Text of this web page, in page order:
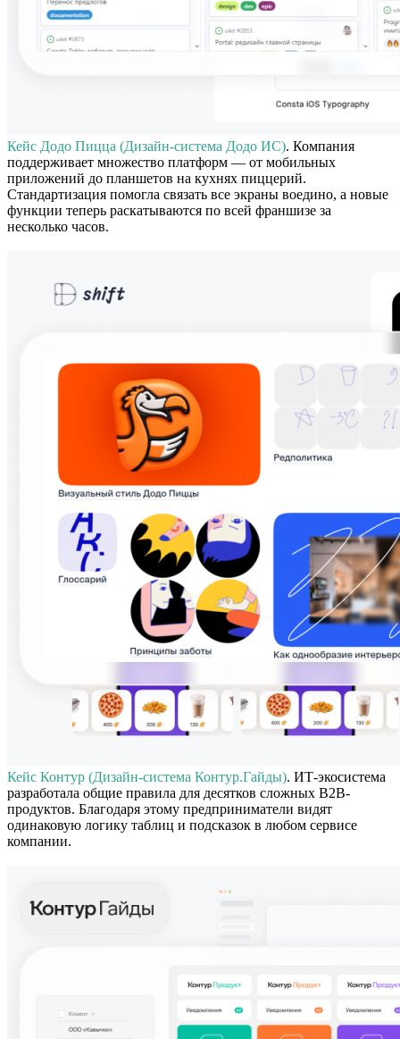
Кейс Додо Пицца (Дизайн-система Додо ИС). Компания
поддерживает множество платформ — от мобильных
приложений до планшетов на кухнях пиццерий.
Стандартизация помогла связать все экраны воедино, а новые
функции теперь раскатываются по всей франшизе за
несколько часов.
Кейс Контур (Дизайн-система Контур.Гайды). ИТ-экосистема
разработала общие правила для десятков сложных B2B-
продуктов. Благодаря этому предприниматели видят
одинаковую логику таблиц и подсказок в любом сервисе
компании.